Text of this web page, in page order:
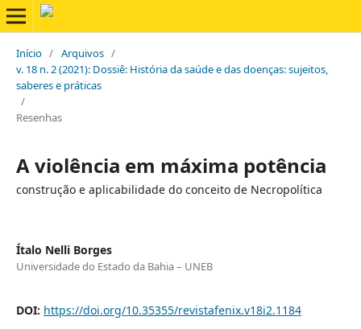
Início / Arquivos /
v. 18 n. 2 (2021): Dossiê: História da saúde e das doenças: sujeitos,
saberes e práticas
/
Resenhas
A violência em máxima potência
construção e aplicabilidade do conceito de Necropolítica
Ítalo Nelli Borges
Universidade do Estado da Bahia – UNEB
DOI: https://doi.org/10.35355/revistafenix.v18i2.1184